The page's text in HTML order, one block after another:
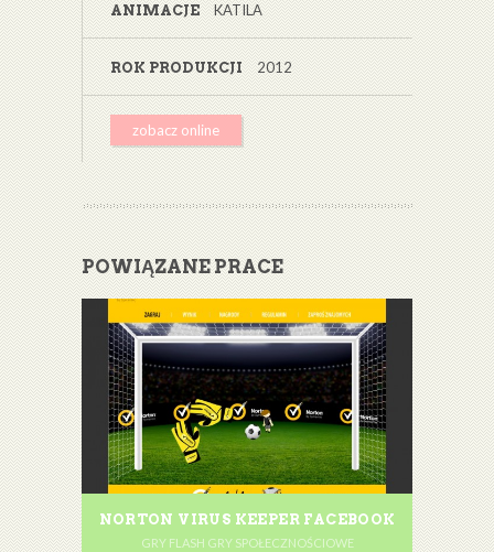
ANIMACJE KATILA
ROK PRODUKCJI 2012
zobacz online
POWIĄZANE PRACE
NORTON VIRUS KEEPER FACEBOOK
GRY FLASH GRY SPOŁECZNOŚCIOWE